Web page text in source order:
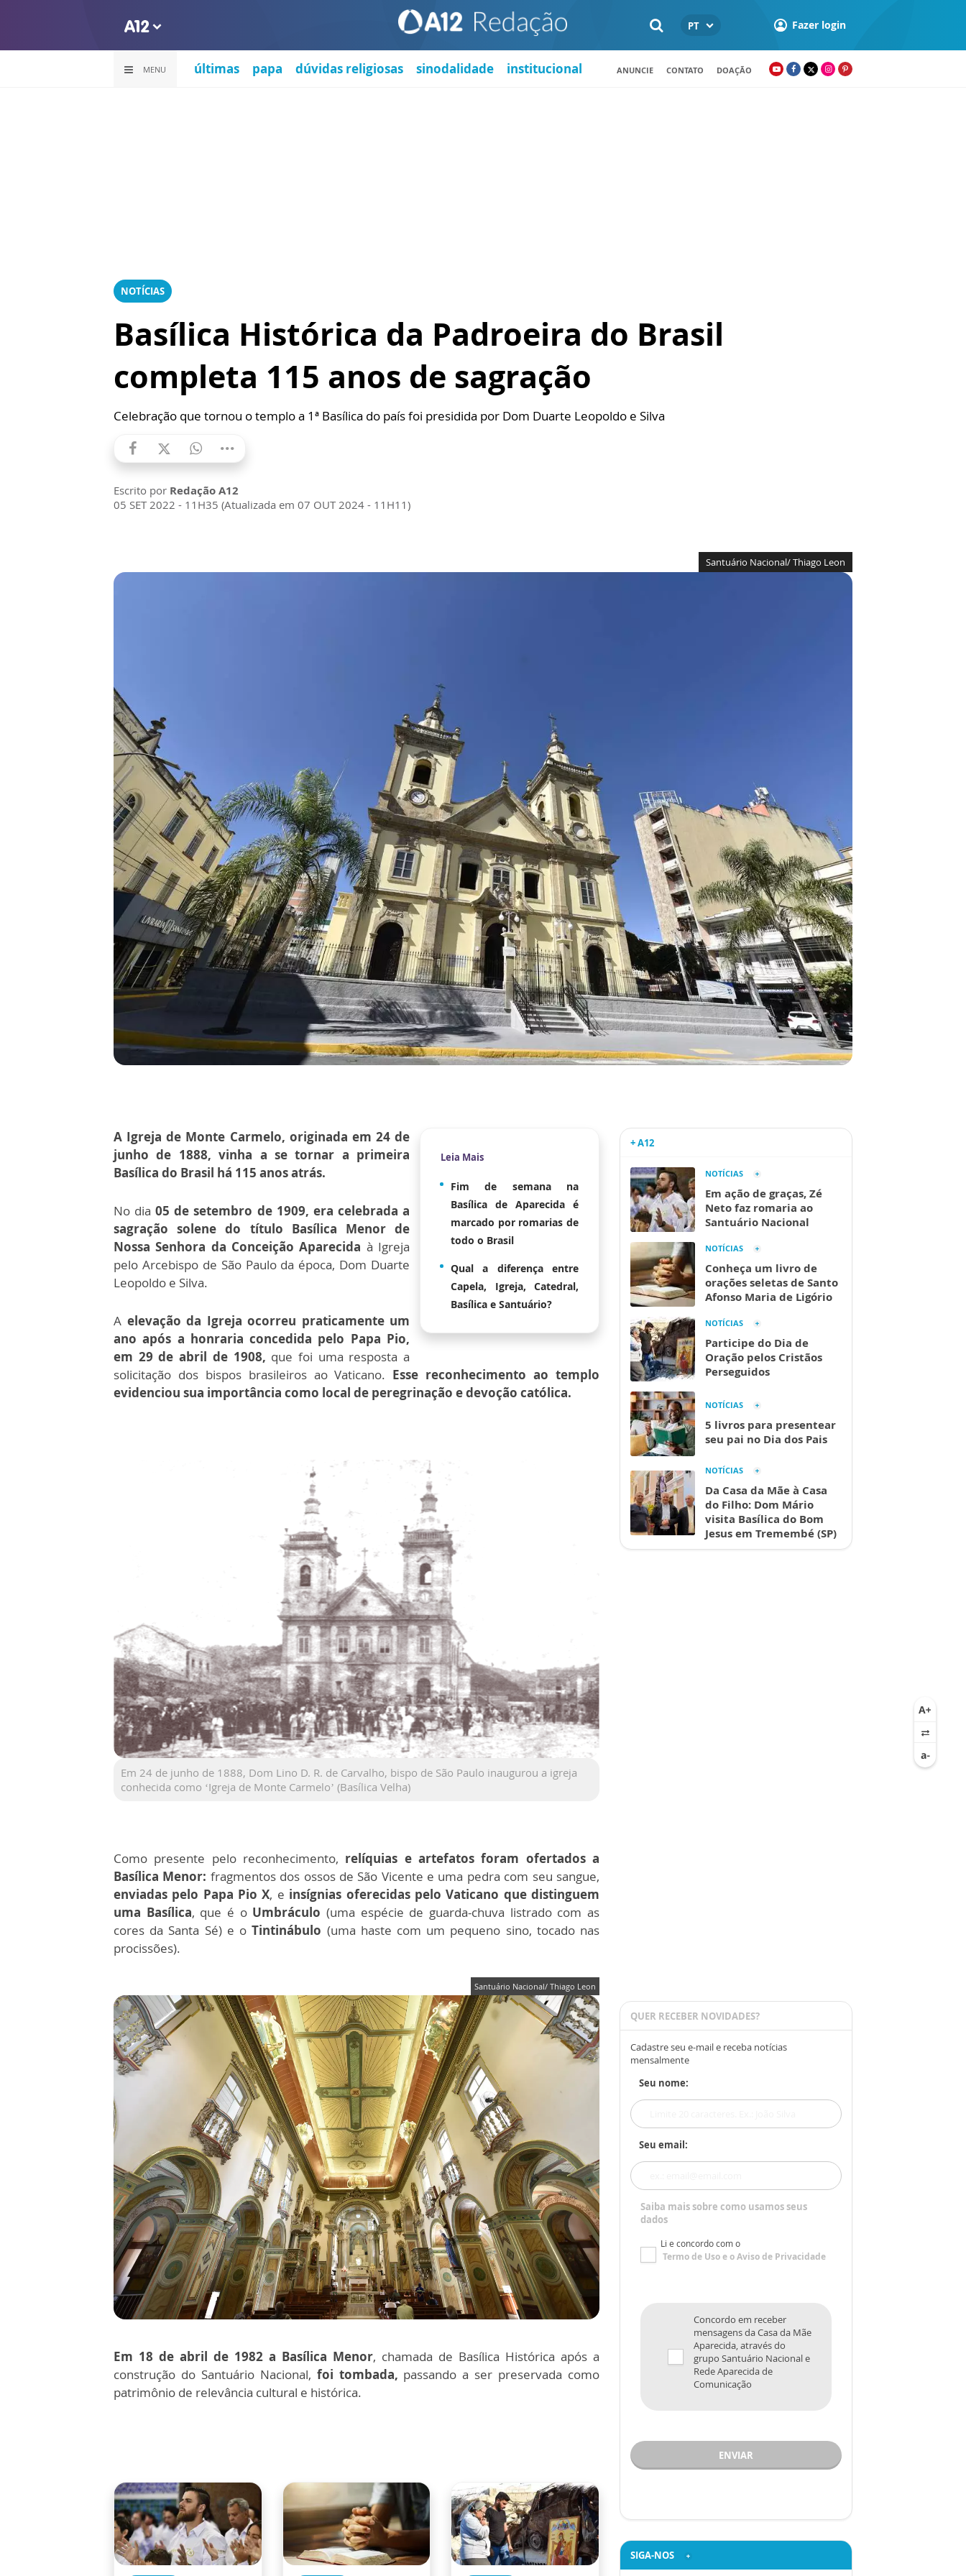
PT Fazer login
MENU últimas papa dúvidas religiosas sinodalidade institucional ANUNCIE CONTATO DOAÇÃO
NOTÍCIAS
Basílica Histórica da Padroeira do Brasil
completa 115 anos de sagração
Celebração que tornou o templo a 1ª Basílica do país foi presidida por Dom Duarte Leopoldo e Silva
Escrito por Redação A12
05 SET 2022 - 11H35 (Atualizada em 07 OUT 2024 - 11H11)
Santuário Nacional/ Thiago Leon
Leia Mais
Fim de semana na
Basílica de Aparecida é
marcado por romarias de
todo o Brasil
Qual a diferença entre
Capela, Igreja, Catedral,
Basílica e Santuário?
A Igreja de Monte Carmelo, originada em 24 de
junho de 1888, vinha a se tornar a primeira
Basílica do Brasil há 115 anos atrás.
No dia 05 de setembro de 1909, era celebrada a
sagração solene do título Basílica Menor de
Nossa Senhora da Conceição Aparecida à Igreja
pelo Arcebispo de São Paulo da época, Dom Duarte
Leopoldo e Silva.
A elevação da Igreja ocorreu praticamente um
ano após a honraria concedida pelo Papa Pio,
em 29 de abril de 1908, que foi uma resposta a
solicitação dos bispos brasileiros ao Vaticano. Esse reconhecimento ao templo
evidenciou sua importância como local de peregrinação e devoção católica.
Em 24 de junho de 1888, Dom Lino D. R. de Carvalho, bispo de São Paulo inaugurou a igreja
conhecida como ‘Igreja de Monte Carmelo’ (Basílica Velha)
Como presente pelo reconhecimento, relíquias e artefatos foram ofertados a
Basílica Menor: fragmentos dos ossos de São Vicente e uma pedra com seu sangue,
enviadas pelo Papa Pio X, e insígnias oferecidas pelo Vaticano que distinguem
uma Basílica, que é o Umbráculo (uma espécie de guarda-chuva listrado com as
cores da Santa Sé) e oTintinábulo (uma haste com um pequeno sino, tocado nas
procissões).
Santuário Nacional/ Thiago Leon
Em 18 de abril de 1982 a Basílica Menor, chamada de Basílica Histórica após a
construção do Santuário Nacional, foi tombada, passando a ser preservada como
patrimônio de relevância cultural e histórica.
+ A12
NOTÍCIAS
Em ação de graças, Zé
Neto faz romaria ao
Santuário Nacional
NOTÍCIAS
Conheça um livro de
orações seletas de Santo
Afonso Maria de Ligório
NOTÍCIAS
Participe do Dia de
Oração pelos Cristãos
Perseguidos
NOTÍCIAS
5 livros para presentear
seu pai no Dia dos Pais
NOTÍCIAS
Da Casa da Mãe à Casa
do Filho: Dom Mário
visita Basílica do Bom
Jesus em Tremembé (SP)
QUER RECEBER NOVIDADES?
Cadastre seu e-mail e receba notícias
mensalmente
Seu nome:
Seu email:
Saiba mais sobre como usamos seus
dados
Li e concordo com o
Termo de Usoe oAviso de Privacidade
Concordo em receber
mensagens da Casa da Mãe
Aparecida, através do
grupo Santuário Nacional e
Rede Aparecida de
Comunicação
ENVIAR
SIGA-NOS